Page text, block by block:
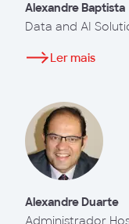
Alexandre Baptista
Data and AI
Ler mais
Alexandre Duarte
Administrador